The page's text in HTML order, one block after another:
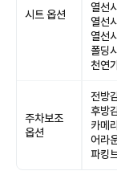
시트 옵션
열선
열선
열선
폴딩
천연
주차보조
옵션
전방
후방
카메
어라
파킹